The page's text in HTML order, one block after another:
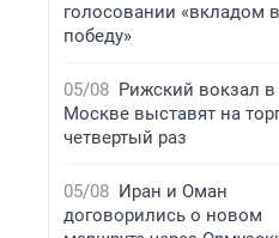
голосовании «вкладом в
победу»
05/08 Рижский вокзал в
Москве выставят на
четвертый раз
05/08 Иран и Оман
договорились о новом